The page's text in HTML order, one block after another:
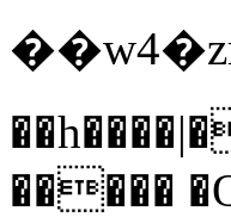
�����